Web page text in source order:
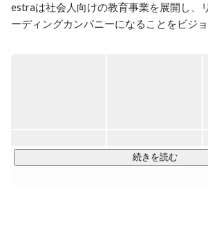
estraは社会人向けの教育事業を展開し、
ーディングカンパニーになることをビジ
エンジニアを志す人は多い一方で、未経
続きを読む